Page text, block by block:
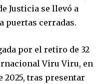
Justicia se llevó a
puertas cerradas.
por el retiro de 32
Viru Viru, en
2025, tras presentar